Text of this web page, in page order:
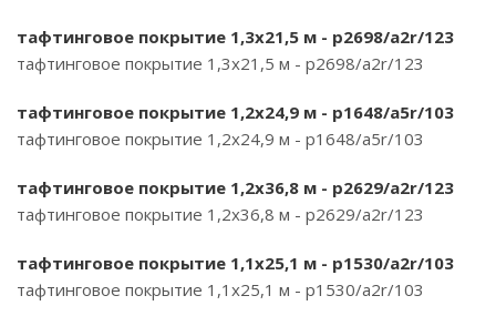
тафтинговое покрытие 1,3х21,5 м - p2698/a2r/123
тафтинговое покрытие 1,3х21,5 м - p2698/a2r/123
тафтинговое покрытие 1,2х24,9 м - p1648/a5r/103
тафтинговое покрытие 1,2х24,9 м - p1648/a5r/103
тафтинговое покрытие 1,2х36,8 м - p2629/a2r/123
тафтинговое покрытие 1,2х36,8 м - p2629/a2r/123
тафтинговое покрытие 1,1х25,1 м - p1530/a2r/103
тафтинговое покрытие 1,1х25,1 м - p1530/a2r/103